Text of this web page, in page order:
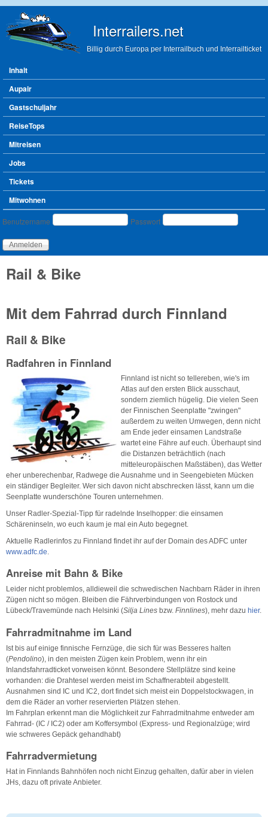
Interrailers.net
Billig durch Europa per Interrailbuch und Interrailticket
Hauptmenü
Inhalt
Aupair
Gastschuljahr
ReiseTops
Mitreisen
Jobs
Tickets
Mitwohnen
Benutzeranmeldung
Benutzername Passwort
Rail & Bike
Mit dem Fahrrad durch Finnland
Rail & Bike
Radfahren in Finnland
Finnland ist nicht so tellereben, wie's im
Atlas auf den ersten Blick ausschaut,
sondern ziemlich hügelig. Die vielen Seen
der Finnischen Seenplatte "zwingen"
außerdem zu weiten Umwegen, denn nicht
am Ende jeder einsamen Landstraße
wartet eine Fähre auf euch. Überhaupt sind
die Distanzen beträchtlich (nach
mitteleuropäischen Maßstäben), das Wetter
eher unberechenbar, Radwege die Ausnahme und in Seengebieten Mücken
ein ständiger Begleiter. Wer sich davon nicht abschrecken lässt, kann um die
Seenplatte wunderschöne Touren unternehmen.
Unser Radler-Spezial-Tipp für radelnde Inselhopper: die einsamen
Schäreninseln, wo euch kaum je mal ein Auto begegnet.
Aktuelle Radlerinfos zu Finnland findet ihr auf der Domain des ADFC unter
www.adfc.de
Anreise mit Bahn & Bike
Leider nicht problemlos, alldieweil die schwedischen Nachbarn Räder in ihren
Zügen nicht so mögen. Bleiben die Fährverbindungen von Rostock und
Lübeck/Travemünde nach Helsinki (Silja Lines bzw. Finnlines), mehr dazu hier.
Fahrradmitnahme im Land
Ist bis auf einige finnische Fernzüge, die sich für was Besseres halten
(Pendolino), in den meisten Zügen kein Problem, wenn ihr ein
Inlandsfahrradticket vorweisen könnt. Besondere Stellplätze sind keine
vorhanden: die Drahtesel werden meist im Schaffnerabteil abgestellt.
Ausnahmen sind IC und IC2, dort findet sich meist ein Doppelstockwagen, in
dem die Räder an vorher reservierten Plätzen stehen.
Im Fahrplan erkennt man die Möglichkeit zur Fahrradmitnahme entweder am
Fahrrad- (IC / IC2) oder am Koffersymbol (Express- und Regionalzüge; wird
wie schweres Gepäck gehandhabt)
Fahrradvermietung
Hat in Finnlands Bahnhöfen noch nicht Einzug gehalten, dafür aber in vielen
JHs, dazu oft private Anbieter.